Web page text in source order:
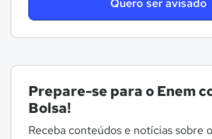
Quero ser avisado
Prepare-se para o Enem
Bolsa!
Receba conteúdos e notícias sobre